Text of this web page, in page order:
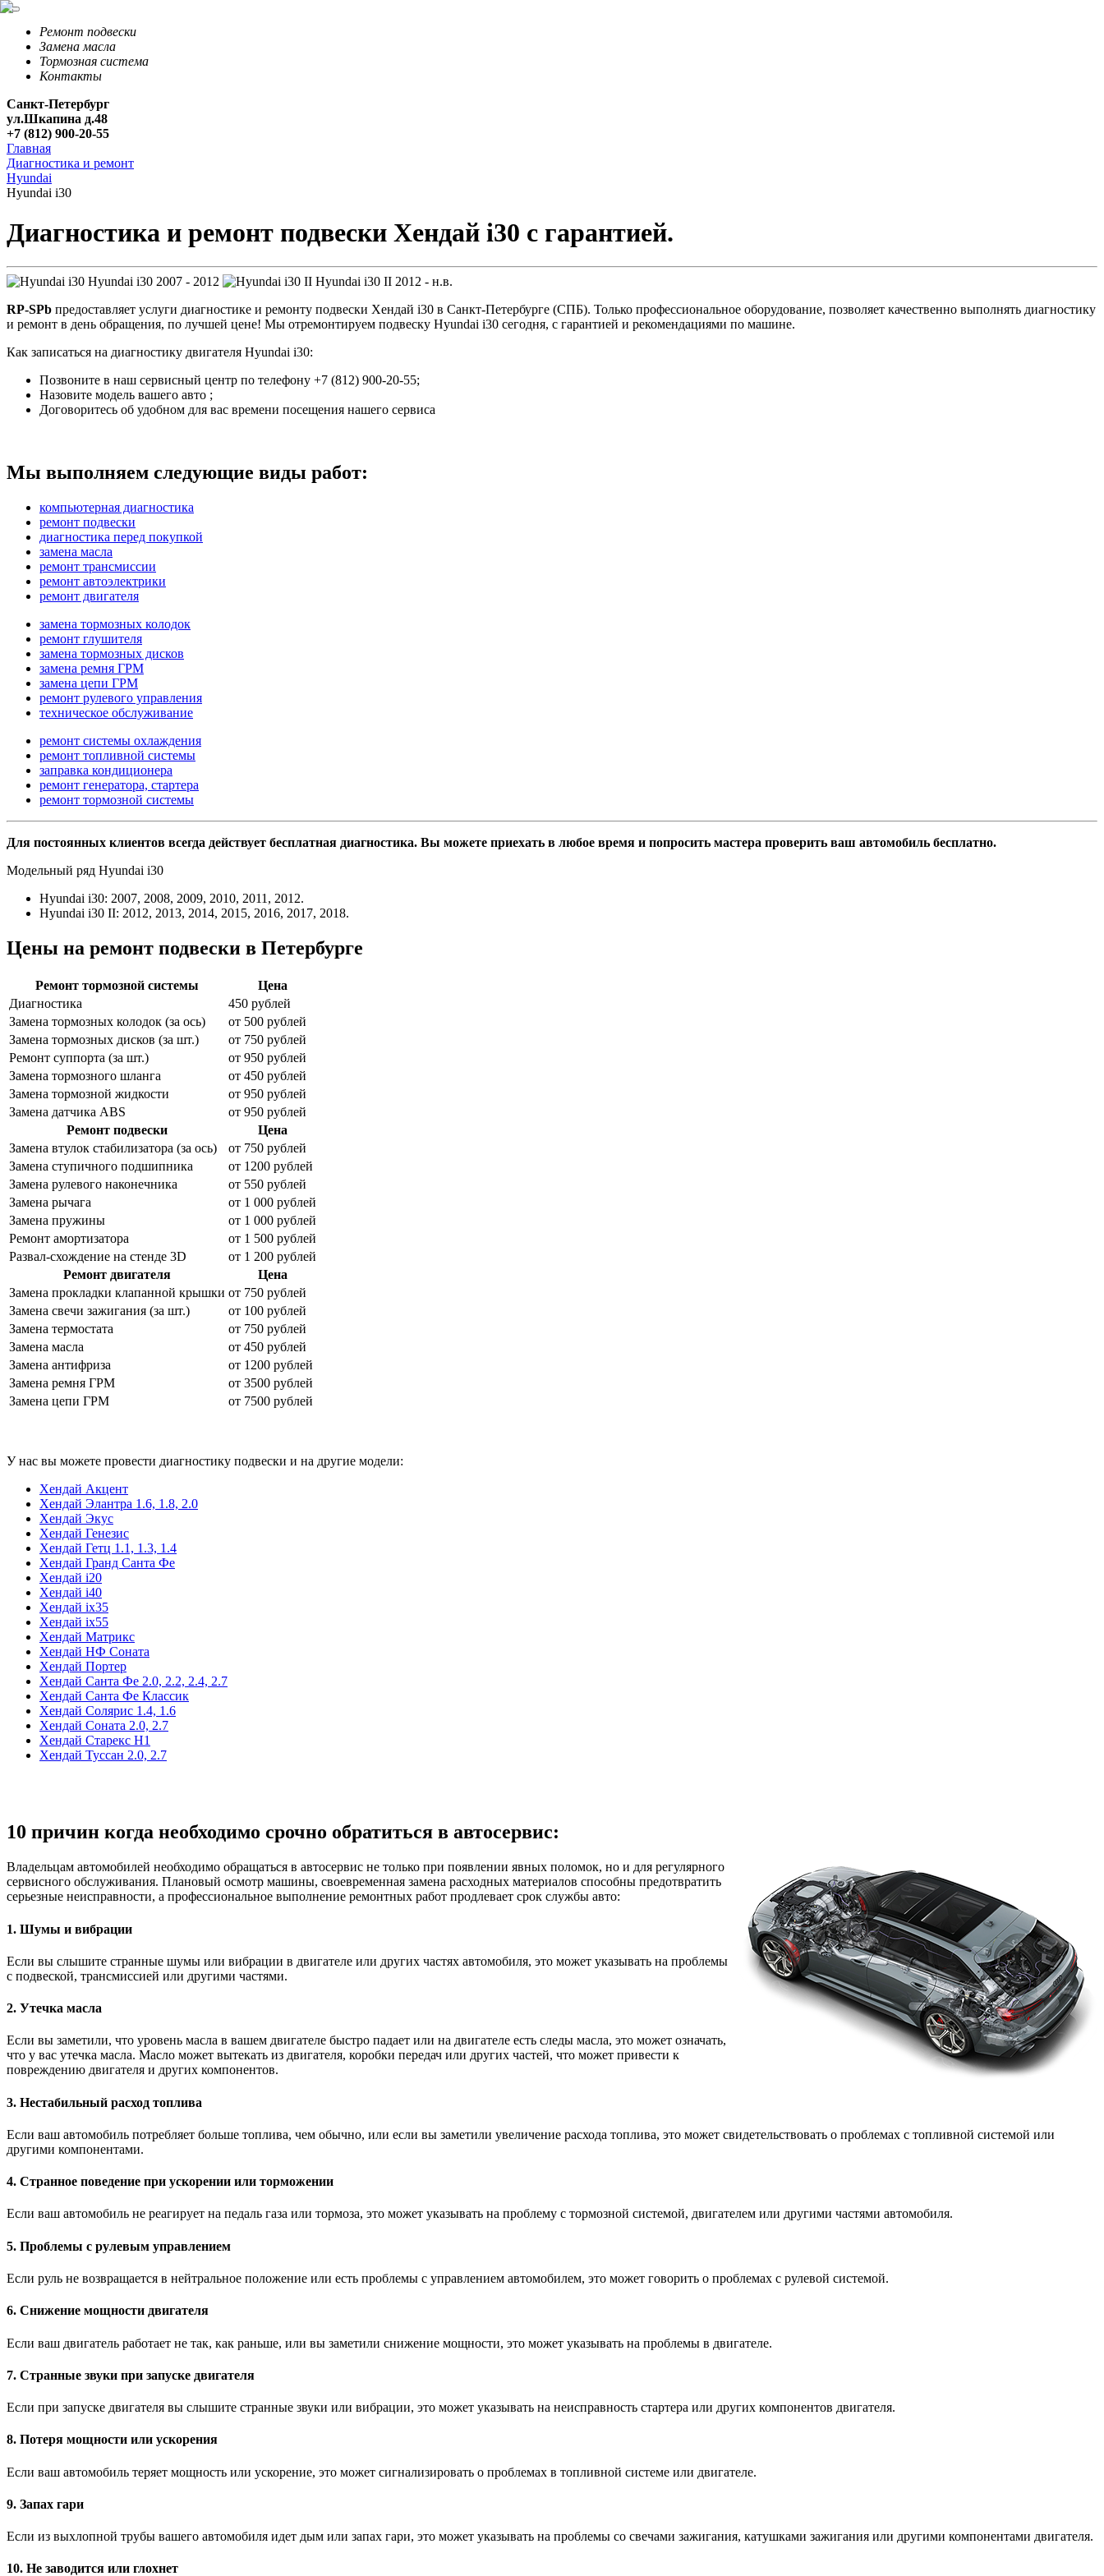
Ремонт подвески
Замена масла
Тормозная система
Контакты
Санкт-Петербург
ул.Шкапина д.48
+7 (812) 900-20-55
Главная
Диагностика и ремонт
Hyundai
Hyundai i30
Диагностика и ремонт подвески Хендай i30 с гарантией.
Hyundai i30 2007 - 2012 Hyundai i30 II 2012 - н.в.
RP-SPb предоставляет услуги диагностике и ремонту подвески Хендай i30 в Санкт-Петербурге (СПБ). Только профессиональное оборудование, позволяет качественно выполнять диагностику
и ремонт в день обращения, по лучшей цене! Мы отремонтируем подвеску Hyundai i30 сегодня, с гарантией и рекомендациями по машине.
Как записаться на диагностику двигателя Hyundai i30:
Позвоните в наш сервисный центр по телефону +7 (812) 900-20-55;
Назовите модель вашего авто ;
Договоритесь об удобном для вас времени посещения нашего сервиса
Мы выполняем следующие виды работ:
компьютерная диагностика
ремонт подвески
диагностика перед покупкой
замена масла
ремонт трансмиссии
ремонт автоэлектрики
ремонт двигателя
замена тормозных колодок
ремонт глушителя
замена тормозных дисков
замена ремня ГРМ
замена цепи ГРМ
ремонт рулевого управления
техническое обслуживание
ремонт системы охлаждения
ремонт топливной системы
заправка кондиционера
ремонт генератора, стартера
ремонт тормозной системы
Для постоянных клиентов всегда действует бесплатная диагностика. Вы можете приехать в любое время и попросить мастера проверить ваш автомобиль бесплатно.
Модельный ряд Hyundai i30
Hyundai i30: 2007, 2008, 2009, 2010, 2011, 2012.
Hyundai i30 II: 2012, 2013, 2014, 2015, 2016, 2017, 2018.
Цены на ремонт подвески в Петербурге
Ремонт тормозной системы
Цена
Диагностика
450 рублей
Замена тормозных колодок (за ось)
от 500 рублей
Замена тормозных дисков (за шт.)
от 750 рублей
Ремонт суппорта (за шт.)
от 950 рублей
Замена тормозного шланга
от 450 рублей
Замена тормозной жидкости
от 950 рублей
Замена датчика ABS
от 950 рублей
Ремонт подвески
Цена
Замена втулок стабилизатора (за ось)
от 750 рублей
Замена ступичного подшипника
от 1200 рублей
Замена рулевого наконечника
от 550 рублей
Замена рычага
от 1 000 рублей
Замена пружины
от 1 000 рублей
Ремонт амортизатора
от 1 500 рублей
Развал-схождение на стенде 3D
от 1 200 рублей
Ремонт двигателя
Цена
Замена прокладки клапанной крышки от 750 рублей
Замена свечи зажигания (за шт.)
от 100 рублей
Замена термостата
от 750 рублей
Замена масла
от 450 рублей
Замена антифриза
от 1200 рублей
Замена ремня ГРМ
от 3500 рублей
Замена цепи ГРМ
от 7500 рублей
У нас вы можете провести диагностику подвески и на другие модели:
Хендай Акцент
Хендай Элантра 1.6, 1.8, 2.0
Хендай Экус
Хендай Генезис
Хендай Гетц 1.1, 1.3, 1.4
Хендай Гранд Санта Фе
Хендай i20
Хендай i40
Хендай ix35
Хендай ix55
Хендай Матрикс
Хендай НФ Соната
Хендай Портер
Хендай Санта Фе 2.0, 2.2, 2.4, 2.7
Хендай Санта Фе Классик
Хендай Солярис 1.4, 1.6
Хендай Соната 2.0, 2.7
Хендай Старекс Н1
Хендай Туссан 2.0, 2.7
10 причин когда необходимо срочно обратиться в автосервис:
Владельцам автомобилей необходимо обращаться в автосервис не только при появлении явных поломок, но и для регулярного
сервисного обслуживания. Плановый осмотр машины, своевременная замена расходных материалов способны предотвратить
серьезные неисправности, а профессиональное выполнение ремонтных работ продлевает срок службы авто:
1. Шумы и вибрации
Если вы слышите странные шумы или вибрации в двигателе или других частях автомобиля, это может указывать на проблемы
с подвеской, трансмиссией или другими частями.
2. Утечка масла
Если вы заметили, что уровень масла в вашем двигателе быстро падает или на двигателе есть следы масла, это может означать,
что у вас утечка масла. Масло может вытекать из двигателя, коробки передач или других частей, что может привести к
повреждению двигателя и других компонентов.
3. Нестабильный расход топлива
Если ваш автомобиль потребляет больше топлива, чем обычно, или если вы заметили увеличение расхода топлива, это может свидетельствовать о проблемах с топливной системой или
другими компонентами.
4. Странное поведение при ускорении или торможении
Если ваш автомобиль не реагирует на педаль газа или тормоза, это может указывать на проблему с тормозной системой, двигателем или другими частями автомобиля.
5. Проблемы с рулевым управлением
Если руль не возвращается в нейтральное положение или есть проблемы с управлением автомобилем, это может говорить о проблемах с рулевой системой.
6. Снижение мощности двигателя
Если ваш двигатель работает не так, как раньше, или вы заметили снижение мощности, это может указывать на проблемы в двигателе.
7. Странные звуки при запуске двигателя
Если при запуске двигателя вы слышите странные звуки или вибрации, это может указывать на неисправность стартера или других компонентов двигателя.
8. Потеря мощности или ускорения
Если ваш автомобиль теряет мощность или ускорение, это может сигнализировать о проблемах в топливной системе или двигателе.
9. Запах гари
Если из выхлопной трубы вашего автомобиля идет дым или запах гари, это может указывать на проблемы со свечами зажигания, катушками зажигания или другими компонентами двигателя.
10. Не заводится или глохнет